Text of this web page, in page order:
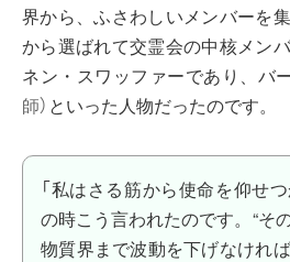
界から、ふさわしいメンバーを
から選ばれて交霊会の中核メン
ネン・スワッファーであり、バ
師） といった人物だったのです。
「私はさる筋から使命を仰せ
の時こう言われたのです。“そ
物質界まで波動を下げなけれ